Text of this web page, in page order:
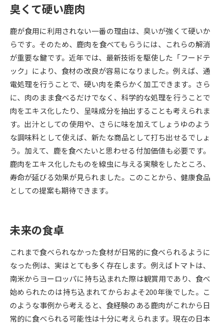
データサイエンス特集
デジタルパンフレット 進路の３択
新学年スタート号特集ページ
（高3生用）
新学年スタート号特集ページ
（高2生用）
SELFBRAND特集ページ
オープンキャンパスなどを調べる
オープンキャンパス検索 実施プログラムから探す
来場型・Web型イベント特集 夢ナビライブ
志望校・出願校を調べる
併願校選び 受験スケジュールを立てよう
先輩が入学を決めた理由 テレメール全国一斉進学調査
臭くて硬い鹿肉
鹿が食用に利用されない一番の理由は、臭いが強くて硬いか
らです。そのため、鹿肉を食べてもらうには、これらの解消
が重要な鍵です。近年では、最新技術を駆使した「フードテ
ック」により、食材の改良が容易になりました。例えば、通
電処理を行うことで、硬い肉を柔らかく加工できます。さら
に、肉のまま食べるだけでなく、科学的な処理を行うことで
肉をエキス化したり、呈味成分を抽出することも考えられま
す。出汁としての使用や、さらに味を加えてしょうゆのよう
な調味料として使えば、新たな商品として打ち出せるでしょ
う。加えて、鹿を食べたいと思わせる付加価値も必要です。
鹿肉をエキス化したものを線虫に与える実験をしたところ、
寿命が延びる効果が見られました。このことから、健康食品
としての提案も期待できます。
未来の食卓
これまで食べられなかった食材が日常的に食べられるように
なった例は、実はとても多く存在します。例えばトマトは、
南米からヨーロッパに持ち込まれた際は観賞用であり、食べ
始められたのは持ち込まれてからおよそ200年後でした。こ
のような事例から考えると、食経験のある鹿肉がこれから日
常的に食べられる可能性は十分に考えられます。現在の日本